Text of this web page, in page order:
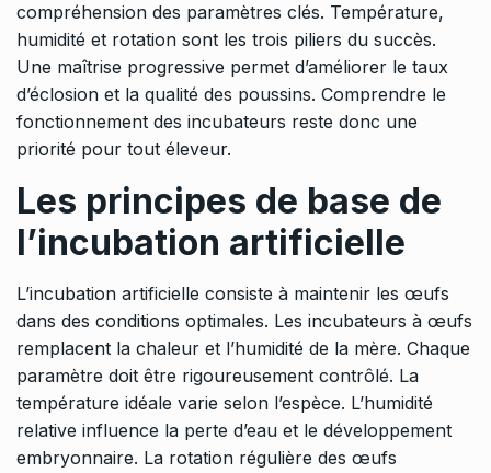
compréhension des paramètres clés. Température,
humidité et rotation sont les trois piliers du succès.
Une maîtrise progressive permet d’améliorer le taux
d’éclosion et la qualité des poussins. Comprendre le
fonctionnement des incubateurs reste donc une
priorité pour tout éleveur.
Les principes de base de
l’incubation artificielle
L’incubation artificielle consiste à maintenir les œufs
dans des conditions optimales. Les incubateurs à œufs
remplacent la chaleur et l’humidité de la mère. Chaque
paramètre doit être rigoureusement contrôlé. La
température idéale varie selon l’espèce. L’humidité
relative influence la perte d’eau et le développement
embryonnaire. La rotation régulière des œufs